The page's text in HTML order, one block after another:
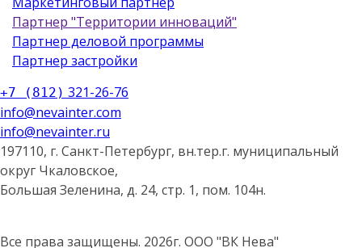
Партнер "Территории инноваций"
Партнер деловой программы
Партнер застройки
+7 (812) 321-26-76
info@nevainter.com
info@nevainter.ru
197110, г. Санкт-Петербург, вн.тер.г. муниципальный
округ Чкаловское,
Большая Зеленина, д. 24, стр. 1, пом. 104н.
Все права защищены. 2026г. ООО "ВК Нева"